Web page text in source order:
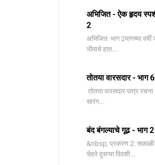
अभिजित - ऐक हृदय
2
️अभिजित ️ भाग 2मागच्या वर्षी
भीमाचे हात...
तोतया वारसदार - भाग
तोतया वारसदार
सारंग...
बंद बंगल्याचे गूढ - भाग 2
&nbsp; प्रकरण 2:
चेहरे दुसऱ्या दिवशी...